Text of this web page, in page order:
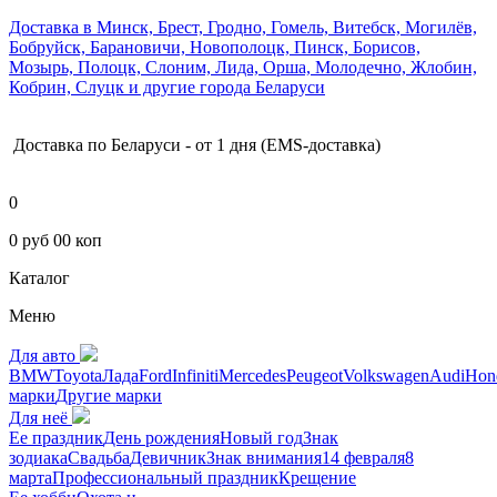
Доставка в Минск, Брест, Гродно, Гомель, Витебск, Могилёв,
Бобруйск, Барановичи, Новополоцк, Пинск, Борисов,
Мозырь, Полоцк, Слоним, Лида, Орша, Молодечно, Жлобин,
Кобрин, Слуцк и другие города Беларуси
Доставка по Беларуси - от 1 дня (EMS-доставка)
0
0 руб 00 коп
Каталог
Меню
Для авто
BMWToyotaЛадаFordInfinitiMercedesPeugeotVolkswagenAudi
маркиДругие марки
Для неё
Ее праздникДень рожденияНовый годЗнак
зодиакаСвадьбаДевичникЗнак внимания14 февраля8
мартаПрофессиональный праздникКрещение